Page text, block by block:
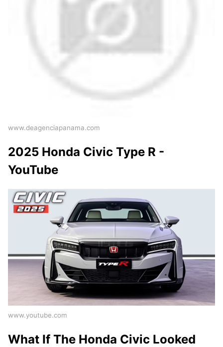
www.deagenciapanama.com
2025 Honda Civic Type R -
YouTube
www.youtube.com
What If The Honda Civic Looked